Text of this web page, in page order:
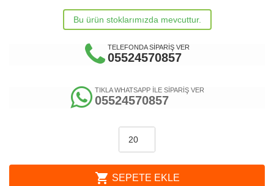
Bu ürün stoklarımızda mevcuttur.
TELEFONDA SİPARİŞ VER
05524570857
TIKLA WHATSAPP İLE SİPARİŞ VER
05524570857
shopping_cart SEPETE EKLE